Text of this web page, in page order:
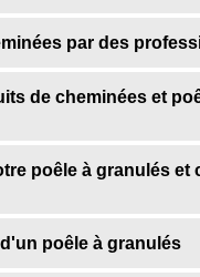
par des
de cheminées et
poêle à granulés et
poêle à granulés